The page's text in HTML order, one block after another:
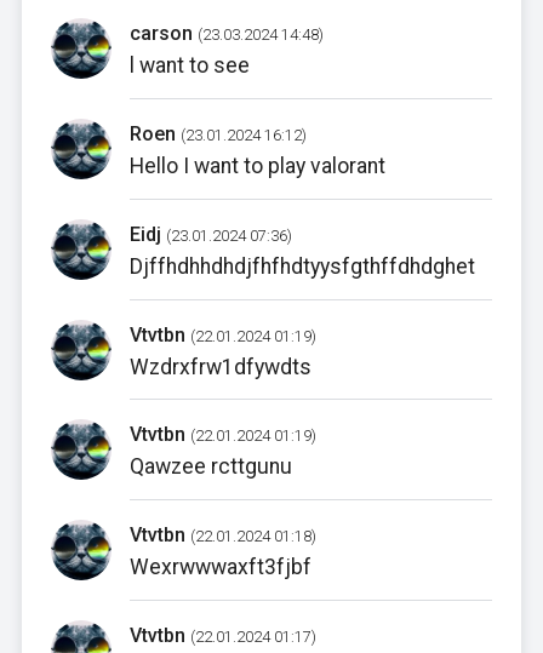
carson (23.03.2024 14:48)
l want to see
Roen (23.01.2024 16:12)
Hello I want to play valorant
Eidj (23.01.2024 07:36)
Djffhdhhdhdjfhfhdtyysfgthffdhdghet
Vtvtbn (22.01.2024 01:19)
Wzdrxfrw1dfywdts
Vtvtbn (22.01.2024 01:19)
Qawzee rcttgunu
Vtvtbn (22.01.2024 01:18)
Wexrwwwaxft3fjbf
Vtvtbn (22.01.2024 01:17)